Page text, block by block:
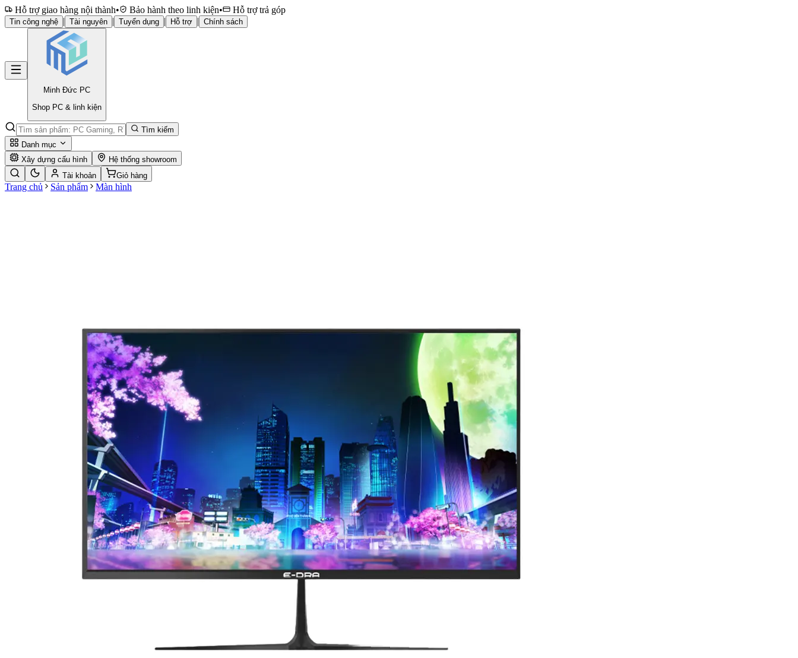
Hỗ trợ giao hàng nội thành• Bảo hành theo linh kiện• Hỗ trợ trả góp
Tin công nghệ | Tài nguyên | Tuyển dụng | Hỗ trợ | Chính sách
Minh Đức PC
Shop PC & linh kiện
Tìm kiếm
Danh mục
Xây dựng cấu hình
Hệ thống showroom
Tài khoản
Giỏ hàng
Trang chủ Sản phẩm Màn hình